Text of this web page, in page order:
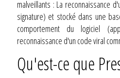
malveillants : La reconnaissance
signature) et stocké dans une
comportement du logiciel
reconnaissance d'un code viral
Qu'est-ce que